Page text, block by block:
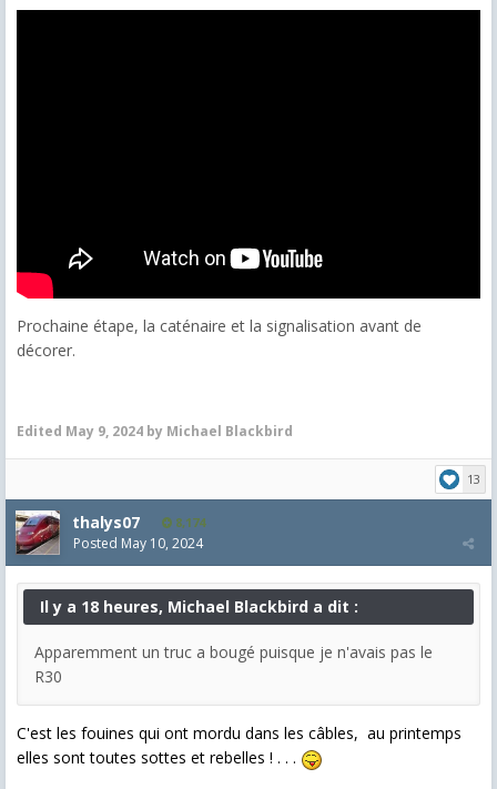
Prochaine étape, la caténaire et la signalisation avant de
décorer.
Edited May 9, 2024 by Michael Blackbird
13
thalys07 8,174
Posted May 10, 2024
Il y a 18 heures, Michael Blackbird a dit :
Apparemment un truc a bougé puisque je n'avais pas le
R30
C'est les fouines qui ont mordu dans les câbles, au printemps
elles sont toutes sottes et rebelles ! . . .